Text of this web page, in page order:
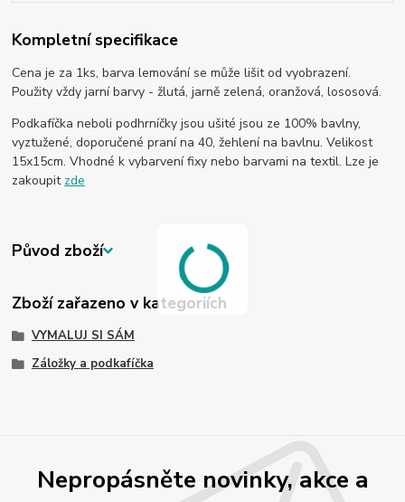
Kompletní specifikace
Cena je za 1ks, barva lemování se může lišit od vyobrazení.
Použity vždy jarní barvy - žlutá, jarně zelená, oranžová, lososová.
Podkafíčka neboli podhrníčky jsou ušité jsou ze 100% bavlny,
vyztužené, doporučené praní na 40, žehlení na bavlnu. Velikost
15x15cm. Vhodné k vybarvení fixy nebo barvami na textil. Lze je
zakoupit zde
Původ zboží
Zboží zařazeno v kategoriích
VYMALUJ SI SÁM
Záložky a podkafíčka
Nepropásněte novinky, akce a